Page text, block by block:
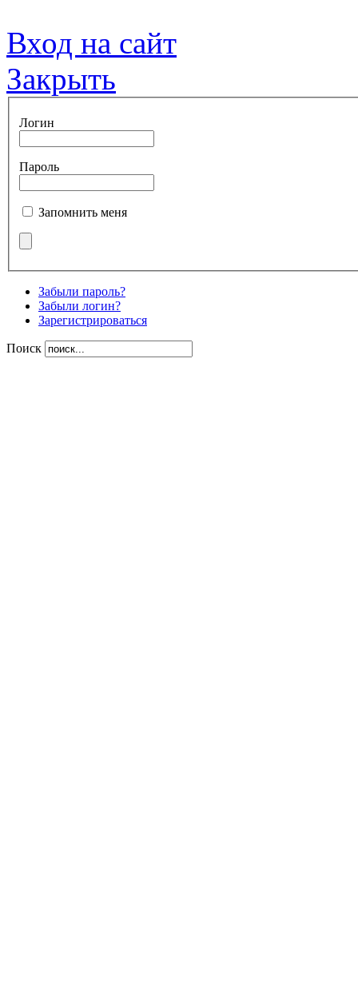
Вход на сайт
Закрыть
Логин
Пароль
Запомнить меня
Забыли пароль?
Забыли логин?
Зарегистрироваться
Поиск